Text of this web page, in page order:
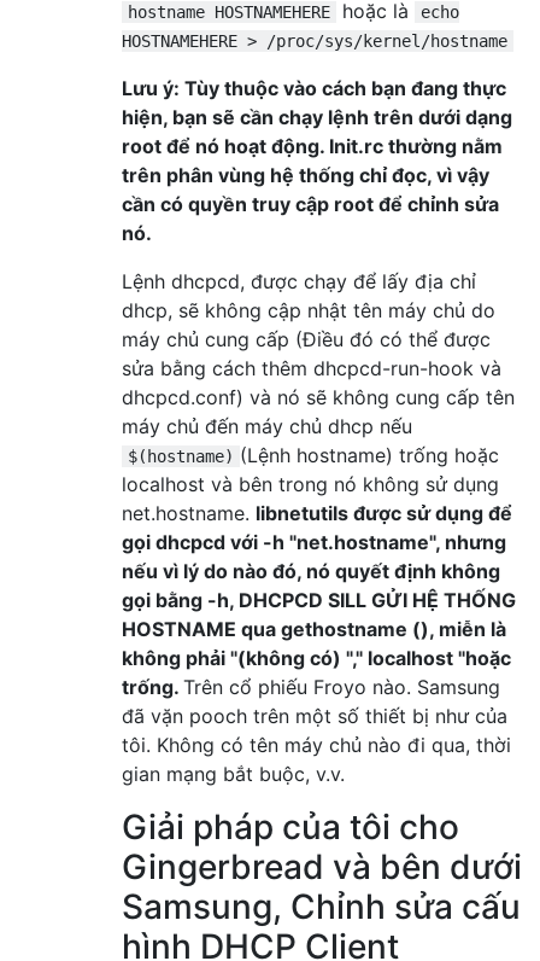
hostname HOSTNAMEHERE hoặc là
echo
HOSTNAMEHERE > /proc/sys/kernel/hostname
Lưu ý: Tùy thuộc vào cách bạn đang thực
hiện, bạn sẽ cần chạy lệnh trên dưới dạng
root để nó hoạt động. Init.rc thường nằm
trên phân vùng hệ thống chỉ đọc, vì vậy
cần có quyền truy cập root để chỉnh sửa
nó.
Lệnh dhcpcd, được chạy để lấy địa chỉ
dhcp, sẽ không cập nhật tên máy chủ do
máy chủ cung cấp (Điều đó có thể được
sửa bằng cách thêm dhcpcd-run-hook và
dhcpcd.conf) và nó sẽ không cung cấp tên
máy chủ đến máy chủ dhcp nếu
$(hostname) (Lệnh hostname) trống hoặc
localhost và bên trong nó không sử dụng
net.hostname. libnetutils được sử dụng để
gọi dhcpcd với -h "net.hostname", nhưng
nếu vì lý do nào đó, nó quyết định không
gọi bằng -h, DHCPCD SILL GỬI HỆ THỐNG
HOSTNAME qua gethostname (), miễn là
không phải "(không có) "," localhost "hoặc
trống. Trên cổ phiếu Froyo nào. Samsung
đã vặn pooch trên một số thiết bị như của
tôi. Không có tên máy chủ nào đi qua, thời
gian mạng bắt buộc, v.v.
Giải pháp của tôi cho
Gingerbread và bên dưới
Samsung, Chỉnh sửa cấu
hình DHCP Client